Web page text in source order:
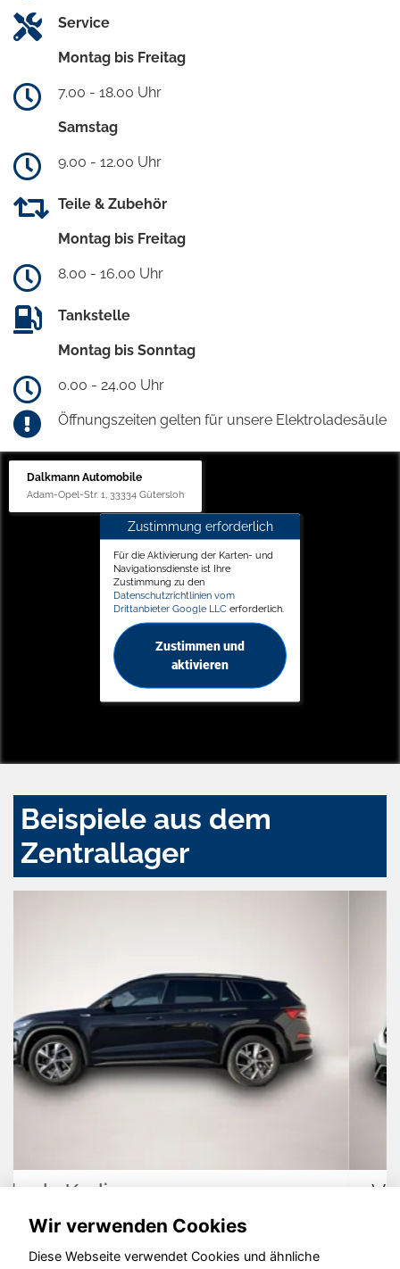
Service
Montag bis Freitag
7.00 - 18.00 Uhr
Samstag
9.00 - 12.00 Uhr
Teile & Zubehör
Montag bis Freitag
8.00 - 16.00 Uhr
Tankstelle
Montag bis Sonntag
0.00 - 24.00 Uhr
Öffnungszeiten gelten für unsere Elektroladesäule
Dalkmann Automobile
Adam-Opel-Str. 1, 33334 Gütersloh
Zustimmung erforderlich
Für die Aktivierung der Karten- und
Navigationsdienste ist Ihre
Zustimmung zu den
Datenschutzrichtlinien vom
Drittanbieter Google LLC erforderlich.
Zustimmen und
aktivieren
Beispiele aus dem
Zentrallager
Volkswagen T-Roc
Wir verwenden Cookies
Diese Webseite verwendet Cookies und ähnliche